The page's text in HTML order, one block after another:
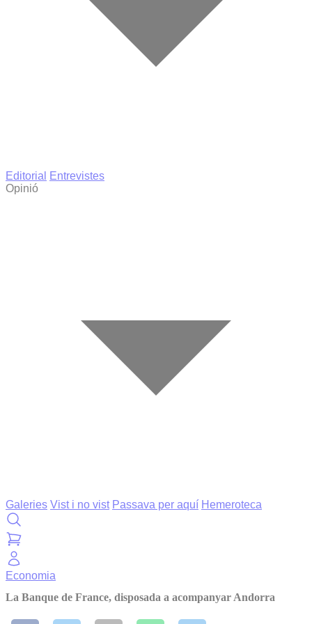
Editorial
Entrevistes
Opinió
Galeries Vist i no vist Passava per aquí Hemeroteca
Economia
La Banque de France, disposada a acompanyar Andorra